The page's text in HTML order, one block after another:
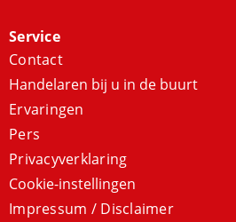
Service
Contact
Handelaren bij u in de buurt
Ervaringen
Pers
Privacyverklaring
Cookie-instellingen
Impressum / Disclaimer